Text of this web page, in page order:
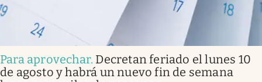
Para aprovechar. Decretan feriado el lunes 10
de agosto y habrá un nuevo fin de semana